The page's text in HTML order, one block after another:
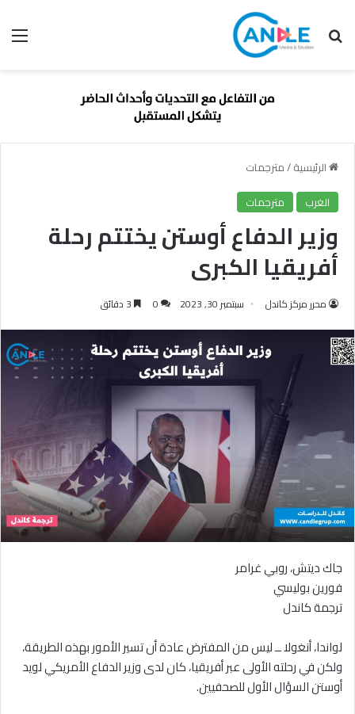
بحث عن
الرئيسية/مترجمات
الغرب
مترجمات
وزير الدفاع أوستن يختتم رحلة
أفريقيا الكبرى
محرر مركز كاندل سبتمبر 30, 2023 0
جاك ديتش، روبي غرامر
فورين بوليسي
ترجمة كاندل
لواندا، أنغولا ــ ليس من المفترض عادة أن تسير الأمور بهذه الطريقة،
ولكن في رحلته الأولى عبر أفريقيا، كان لدى وزير الدفاع الأمريكي لويد
أوستن السؤال الأول للصحفيين.